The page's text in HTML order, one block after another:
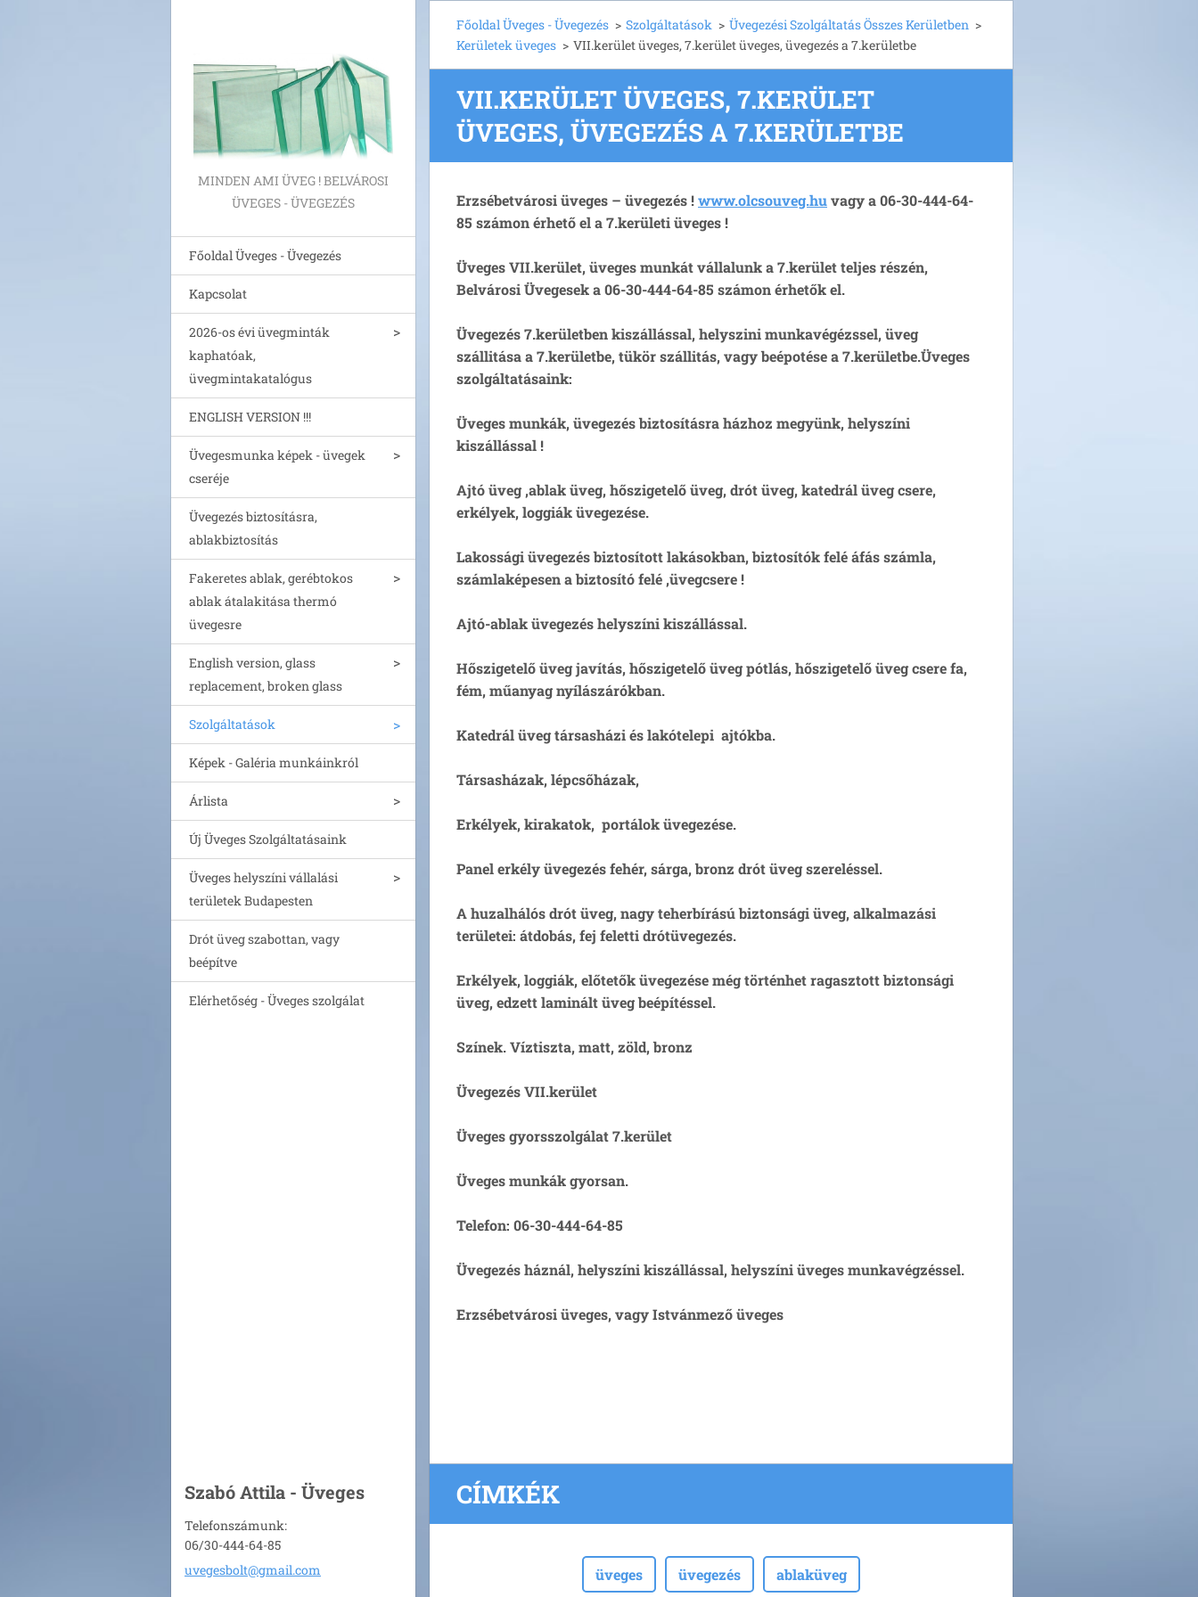
MINDEN AMI ÜVEG ! BELVÁROSI
ÜVEGES - ÜVEGEZÉS
Főoldal Üveges - Üvegezés
Kapcsolat
2026-os évi üvegminták
kaphatóak,
üvegmintakatalógus
ENGLISH VERSION !!!
Üvegesmunka képek - üvegek
cseréje
Üvegezés biztosításra,
ablakbiztosítás
Fakeretes ablak, gerébtokos
ablak átalakitása thermó
üvegesre
English version, glass
replacement, broken glass
Szolgáltatások
Képek - Galéria munkáinkról
Árlista
Új Üveges Szolgáltatásaink
Üveges helyszíni vállalási
területek Budapesten
Drót üveg szabottan, vagy
beépítve
Elérhetőség - Üveges szolgálat
Szabó Attila - Üveges
Telefonszámunk:
06/30-444-64-85
uvegesbolt@gmail.com
Főoldal Üveges - Üvegezés > Szolgáltatások > Üvegezési Szolgáltatás Összes Kerületben >
Kerületek üveges > VII.kerület üveges, 7.kerület üveges, üvegezés a 7.kerületbe
VII.KERÜLET ÜVEGES, 7.KERÜLET
ÜVEGES, ÜVEGEZÉS A 7.KERÜLETBE
Erzsébetvárosi üveges – üvegezés !www.olcsouveg.huvagy a 06-30-444-64-
85 számon érhető el a 7.kerületi üveges !
Üveges VII.kerület, üveges munkát vállalunk a 7.kerület teljes részén,
Belvárosi Üvegesek a 06-30-444-64-85 számon érhetők el.
Üvegezés 7.kerületben kiszállással, helyszini munkavégézssel, üveg
szállitása a 7.kerületbe, tükör szállitás, vagy beépotése a 7.kerületbe.Üveges
szolgáltatásaink:
Üveges munkák, üvegezés biztosításra házhoz megyünk, helyszíni
kiszállással !
Ajtó üveg ,ablak üveg, hőszigetelő üveg, drót üveg, katedrál üveg csere,
erkélyek, loggiák üvegezése.
Lakossági üvegezés biztosított lakásokban, biztosítók felé áfás számla,
számlaképesen a biztosító felé ,üvegcsere !
Ajtó-ablak üvegezés helyszíni kiszállással.
Hőszigetelő üveg javítás, hőszigetelő üveg pótlás, hőszigetelő üveg csere fa,
fém, műanyag nyílászárókban.
Katedrál üveg társasházi és lakótelepi ajtókba.
Társasházak, lépcsőházak,
Erkélyek, kirakatok, portálok üvegezése.
Panel erkély üvegezés fehér, sárga, bronz drót üveg szereléssel.
A huzalhálós drót üveg, nagy teherbírású biztonsági üveg, alkalmazási
területei: átdobás, fej feletti drótüvegezés.
Erkélyek, loggiák, előtetők üvegezése még történhet ragasztott biztonsági
üveg, edzett laminált üveg beépítéssel.
Színek. Víztiszta, matt, zöld, bronz
Üvegezés VII.kerület
Üveges gyorsszolgálat 7.kerület
Üveges munkák gyorsan.
Telefon: 06-30-444-64-85
Üvegezés háznál, helyszíni kiszállással, helyszíni üveges munkavégzéssel.
Erzsébetvárosi üveges, vagy Istvánmező üveges
CÍMKÉK
üveges üvegezés ablaküveg